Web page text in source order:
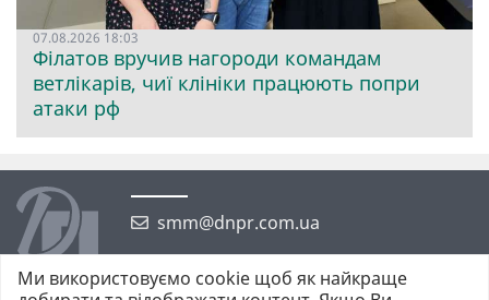
07.08.2026 18:03
Філатов вручив нагороди командам
ветлікарів, чиї клініки працюють попри
атаки рф
smm@dnpr.com.ua
Ми використовуємо cookie щоб як найкраще